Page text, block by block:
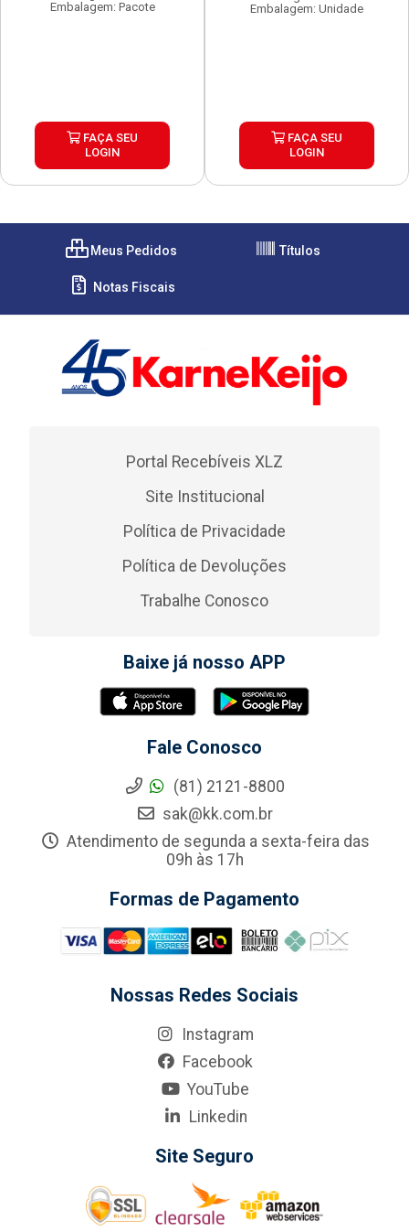
Embalagem: Pacote
FAÇA SEU
LOGIN
Embalagem: Unidade
FAÇA SEU
LOGIN
Meus Pedidos Títulos
Notas Fiscais
Portal Recebíveis XLZ
Site Institucional
Política de Privacidade
Política de Devoluções
Trabalhe Conosco
Baixe já nosso APP
Fale Conosco
(81) 2121-8800
sak@kk.com.br
Atendimento de segunda a sexta-feira das
09h às 17h
Formas de Pagamento
Nossas Redes Sociais
Instagram
Facebook
YouTube
Linkedin
Site Seguro